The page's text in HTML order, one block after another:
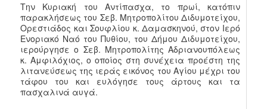
Την Κυριακή του Αντίπασχα, το πρωί, κατόπιν
παρακλήσεως του Σεβ. Μητροπολίτου Διδυμοτείχου,
Ορεστιάδος και Σουφλίου κ. Δαμασκηνού, στον Ιερό
Ενοριακό Ναό του Πυθίου, του Δήμου Διδυμοτείχου,
ιερούργησε ο Σεβ. Μητροπολίτης Αδριανουπόλεως
κ. Αμφιλόχιος, ο οποίος στη συνέχεια προέστη της
λιτανεύσεως της ιεράς εικόνος του Αγίου μέχρι του
τάφου του και ευλόγησε τους άρτους και τα
πασχαλινά αυγά.